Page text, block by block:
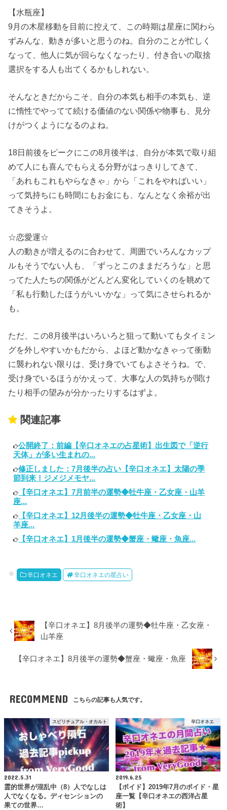
【水瓶座】
9月の木星移動を目前に控えて、この時期は星座に関わら
ずみんな、動きが多いと思うのね。自分のことが忙しく
なって、他人に気が回らなくなったり、付き合いの取捨
選択をする人も出てくるかもしれない。
そんなときだからこそ、自分の本気も相手の本気も、逆
に惰性でやってて続ける価値のない関係や物事も、見分
けがつくようになるのよね。
18日前後をピークにこの8月後半は、自分が本気で取り組
めて人にも喜んでもらえる分野がはっきりしてきて、
「あれもこれもやらなきゃ」から「これをやればいい」
って気持ちにも時間にもお金にも、なんとなく余裕が出
てきそうよ。
☆恋愛運☆
人の動きが増えるのに合わせて、周囲でいろんなカップ
ルもそうでない人も、「ずっとこのままだろうな」と思
ってた人たちの関係がどんどん変化していくのを眺めて
「私も行動したほうがいいかな」って気にさせられるか
も。
ただ、この8月後半はいろいろと狙って動いてもタイミン
グを外しやすいかもだから、よほど動かなきゃって衝動
に襲われない限りは、受け身でいてもよさそうね。で、
受け身でいるほうがかえって、大事な人の気持ちが聞け
たり相手の望みが分かったりするはずよ。
関連記事
公開終了：前編【辛口オネエの占星術】出生図で「逆行
天体」が多い生まれの...
修正しました：7月後半の占い【辛口オネエ】太陽の季
節到来！ジメジメモヤ...
【辛口オネエ】7月前半の運勢◆牡牛座・乙女座・山羊
座...
【辛口オネエ】12月後半の運勢◆牡牛座・乙女座・山
羊座...
【辛口オネエ】1月後半の運勢◆蟹座・蠍座・魚座...
辛口オネエ 辛口オネエの星占い
【辛口オネエ】8月後半の運勢◆牡牛座・乙女座・
山羊座
【辛口オネエ】8月後半の運勢◆蟹座・蠍座・魚座
RECOMMEND こちらの記事も人気です。
スピリチュアル・オカルト
2022.5.31
霊的世界が混乱中（8）人でなしは
人でなくなる。ディセンションの
果ての世界…
辛口オネエ
2019.6.25
【ボイド】2019年7月のボイド・星
座一覧【辛口オネエの西洋占星
術】